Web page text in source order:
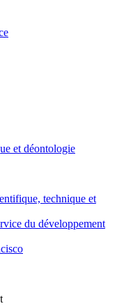
et déontologie
technique et
du développement